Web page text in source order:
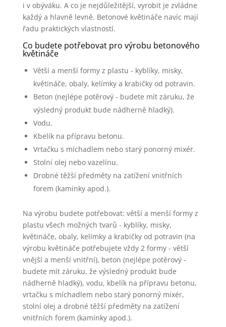
i v obýváku. A co je nejdůležitější, vyrobit je zvládne
každý a hlavně levně. Betonové květináče navíc mají
řadu praktických vlastností.
Co budete potřebovat pro výrobu betonového
květináče
Větší a menší formy z plastu - kyblíky, misky,
květináče, obaly, kelímky a krabičky od potravin.
Beton (nejlépe potěrový - budete mít záruku, že
výsledný produkt bude nádherně hladký).
Vodu.
Kbelík na přípravu betonu.
Vrtačku s míchadlem nebo starý ponorný mixér.
Stolní olej nebo vazelínu.
Drobné těžší předměty na zatížení vnitřních
forem (kamínky apod.).
Na výrobu budete potřebovat: větší a menší formy z
plastu všech možných tvarů - kyblíky, misky,
květináče, obaly, kelímky a krabičky od potravin (na
výrobu květináče potřebujete vždy 2 formy - větší
vnější a menší vnitřní), beton (nejlépe potěrový -
budete mít záruku, že výsledný produkt bude
nádherně hladký), vodu, kbelík na přípravu betonu,
vrtačku s míchadlem nebo starý ponorný mixér,
stolní olej a drobné těžší předměty na zatížení
vnitřních forem (kamínky apod.).